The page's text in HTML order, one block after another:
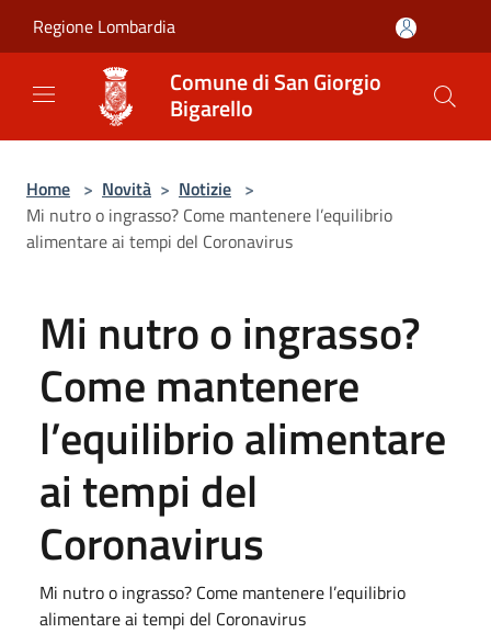
Regione Lombardia
Comune di San Giorgio
Bigarello
Home > Novità > Notizie >
Mi nutro o ingrasso? Come mantenere l’equilibrio
alimentare ai tempi del Coronavirus
Mi nutro o ingrasso?
Come mantenere
l’equilibrio alimentare
ai tempi del
Coronavirus
Mi nutro o ingrasso? Come mantenere l’equilibrio
alimentare ai tempi del Coronavirus